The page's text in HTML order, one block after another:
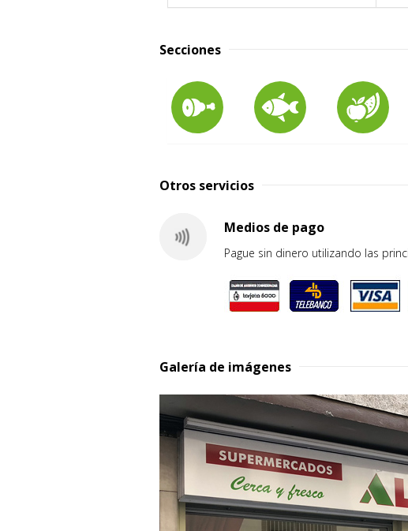
Secciones
Otros servicios
Medios de pago
Pague sin dinero utilizando las
Galería de imágenes